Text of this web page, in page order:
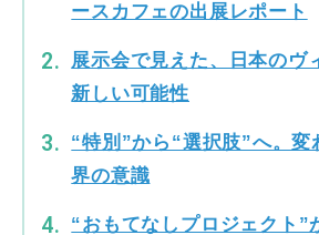
ースカフェの出展レポート
展示会で見えた、日本のヴ
新しい可能性
“特別”から“選択肢”へ。変
界の意識
“おもてなしプロジェクト”